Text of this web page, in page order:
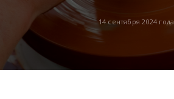
14 сентября 2024 года